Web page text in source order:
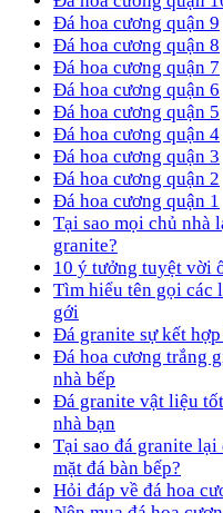
Đá hoa cương quận 9
Đá hoa cương quận 8
Đá hoa cương quận 7
Đá hoa cương quận 6
Đá hoa cương quận 5
Đá hoa cương quận 4
Đá hoa cương quận 3
Đá hoa cương quận 2
Đá hoa cương quận 1
Tại sao mọi chủ nhà
granite?
10 ý tưởng tuyệt vời
Tìm hiểu tên gọi các
gới
Đá granite sự kết
Đá hoa cương trắng
nhà bếp
Đá granite vật liệu
nhà bạn
Tại sao đá granite
mặt đá bàn bếp?
Hỏi đáp về đá hoa